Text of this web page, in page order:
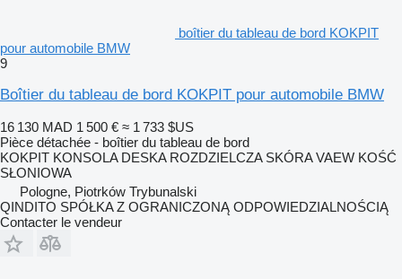
boîtier du tableau de bord KOKPIT
pour automobile BMW
9
Boîtier du tableau de bord KOKPIT pour automobile BMW
16 130 MAD 1 500 € ≈ 1 733 $US
Pièce détachée - boîtier du tableau de bord
KOKPIT KONSOLA DESKA ROZDZIELCZA SKÓRA VAEW KOŚĆ
SŁONIOWA
Pologne, Piotrków Trybunalski
QINDITO SPÓŁKA Z OGRANICZONĄ ODPOWIEDZIALNOŚCIĄ
Contacter le vendeur